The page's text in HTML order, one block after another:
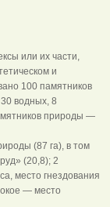
или их части,
и
100 памятников
водных, 8
природы —
(87 га), в том
(20,8); 2
место гнездования
— место